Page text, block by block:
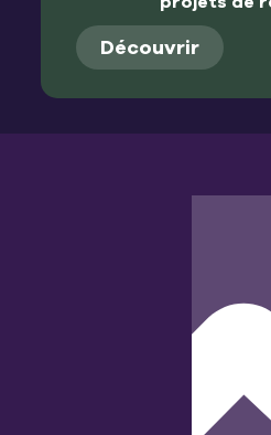
Découvrir